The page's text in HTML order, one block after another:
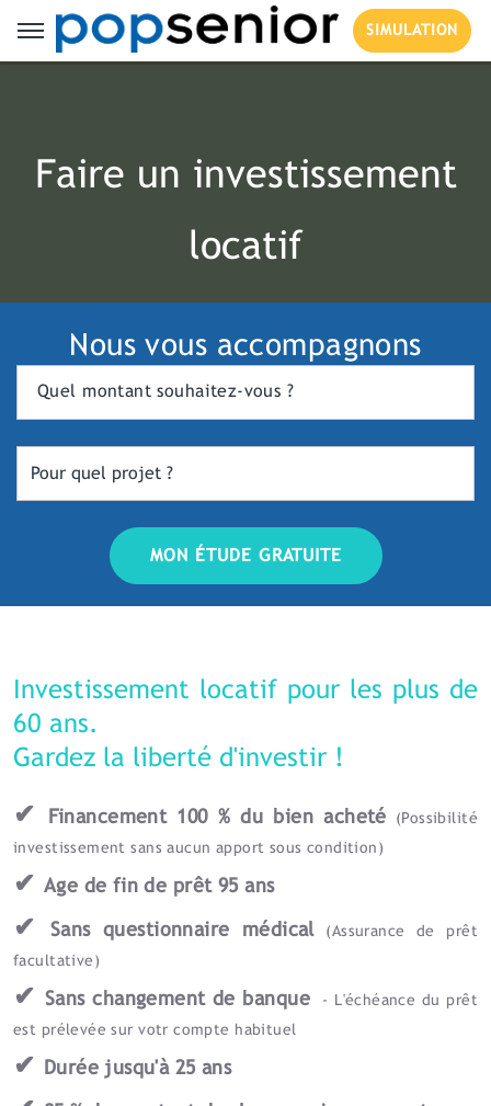
SIMULATION
Faire un investissement
locatif
Nous vous accompagnons
Quel montant souhaitez-vous ?
MON ÉTUDE GRATUITE
Investissement locatif pour les plus de
60 ans.
Gardez la liberté d'investir !
✔
Financement 100 % du bien acheté (Possibilité
investissement sans aucun apport sous condition)
✔ Age de fin de prêt 95 ans
✔ Sans questionnaire médical(Assurance de prêt
facultative)
✔ Sans changement de banque- L'échéance du prêt
est prélevée sur votr compte habituel
✔ Durée jusqu'à 25 ans